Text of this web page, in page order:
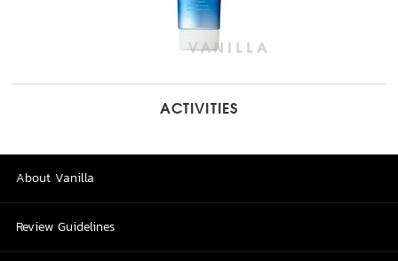
ACTIVITIES
About Vanilla
Review Guidelines